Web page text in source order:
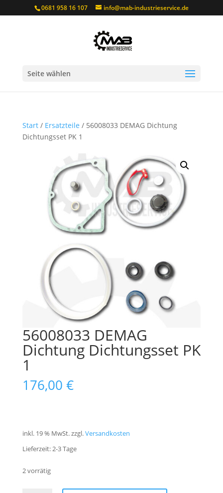
0681 958 16 107 info@mab-industrieservice.de
Seite wählen
Start/ Ersatzteile / 56008033 DEMAG Dichtung
Dichtungsset PK 1
56008033 DEMAG
Dichtung Dichtungsset PK
1
176,00 €
inkl. 19 % MwSt.zzgl.Versandkosten
Lieferzeit:2-3 Tage
2 vorrätig